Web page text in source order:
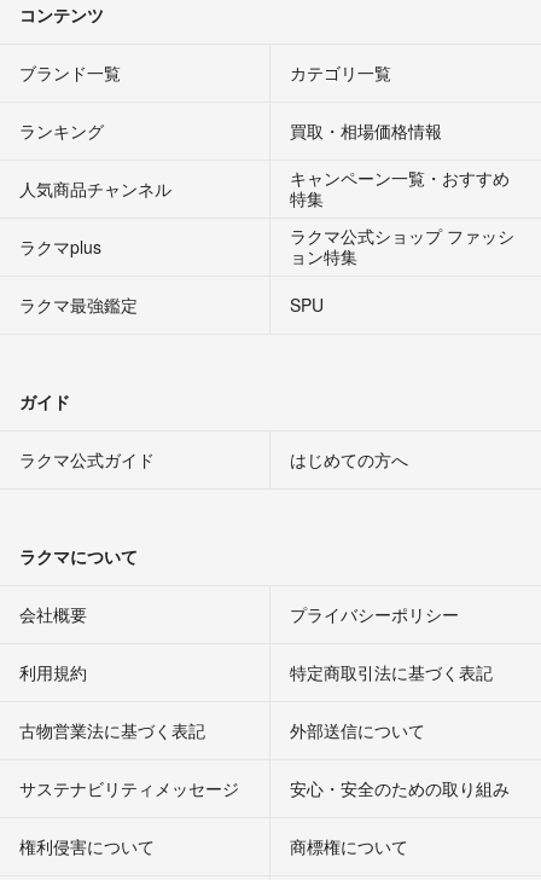
コンテンツ
ブランド一覧 カテゴリ一覧
ランキング 買取・相場価格情報
人気商品チャンネル
キャンペーン一覧・おすすめ
特集
ラクマplus
ラクマ公式ショップ ファッシ
ョン特集
ラクマ最強鑑定
SPU
ガイド
ラクマ公式ガイド はじめての方へ
ラクマについて
会社概要 プライバシーポリシー
利用規約 特定商取引法に基づく表記
古物営業法に基づく表記 外部送信について
サステナビリティメッセージ 安心・安全のための取り組み
権利侵害について
商標権について